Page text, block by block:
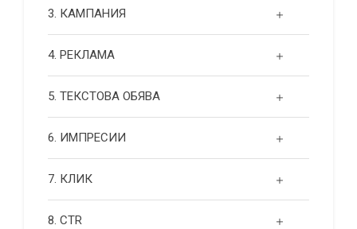
3. КАМПАНИЯ
4. РЕКЛАМА
5. ТЕКСТОВА ОБЯВА
6. ИМПРЕСИИ
7. КЛИК
8. CTR